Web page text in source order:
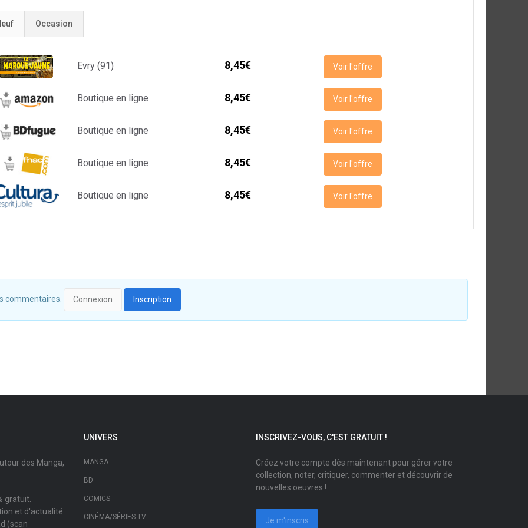
Occasion
Evry (91) 8,45€ Voir l'offre
Boutique en ligne 8,45€ Voir l'offre
Boutique en ligne 8,45€ Voir l'offre
Boutique en ligne 8,45€ Voir l'offre
Boutique en ligne 8,45€ Voir l'offre
commentaires. Connexion Inscription
des Manga,
gratuit.
et d'actualité.
(scan
UNIVERS
MANGA
BD
COMICS
CINÉMA/SÉRIES TV
INSCRIVEZ-VOUS, C'EST GRATUIT !
Créez votre compte dès maintenant pour gérer votre
collection, noter, critiquer, commenter et découvrir de
nouvelles oeuvres !
Je m'inscris